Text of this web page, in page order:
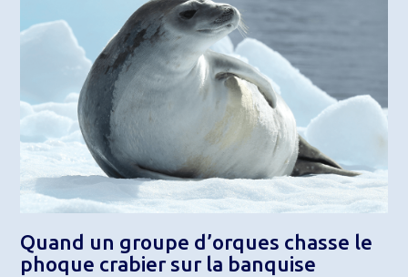
Quand un groupe d’orques chasse le
phoque crabier sur la banquise